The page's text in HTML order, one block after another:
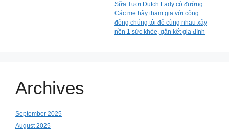
Sữa Tươi Dutch Lady có đường
Các mẹ hãy tham gia với cộng
đồng chúng tôi để cùng nhau xây
nền 1 sức khỏe, gắn kết gia đình
Archives
September 2025
August 2025